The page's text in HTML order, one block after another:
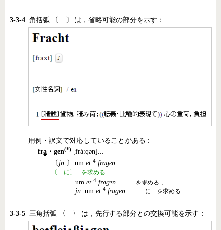
3-3-4角括弧 〔 〕 は，省略可能の部分を示す：
用例・訳文で対応していることがある：
fra ・gen(*) [fráːɡən]...
〔 jn. 〕 umet.4 fragen
〔…に〕…を求める
――umet.4 fragen …を求める，
jn. umet.4 fragen …に…を求める
3-3-5三角括弧 〈 〉 は，先行する部分との交換可能を示す：